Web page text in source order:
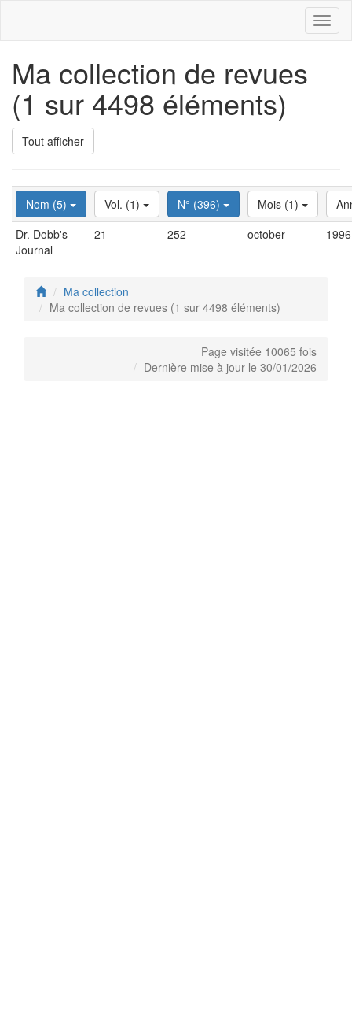
Ma collection de revues
(1 sur 4498 éléments)
Tout afficher
Nom (5) Vol. (1) N° (396) Mois (1)
Dr. Dobb's
Journal
21 252 october 1996
Ma collection
Ma collection de revues (1 sur 4498 éléments)
Page visitée 10065 fois
Dernière mise à jour le 30/01/2026